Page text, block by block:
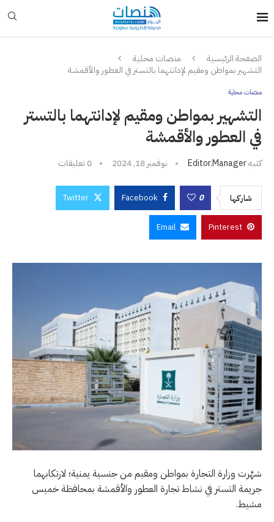
الصفحة الرئيسية
منصات محلية
التشهير بمواطن ومقيم لإدانتهما بالتستر في العطور والأقمشة
منصات محلية
التشهير بمواطن ومقيم لإدانتهما بالتستر
في العطور والأقمشة
كتبهEditor.manager نوفمبر 18, 2024 0 تعليقات
شاركها 0
Facebook
Twitter
Pinterest
Email
شهَّرت وزارة التجارة بمواطن ومقيم من جنسية يمنية؛ لارتكابهما
جريمة التستر في نشاط تجارة العطور والأقمشة بمحافظة خميس
مشيط.